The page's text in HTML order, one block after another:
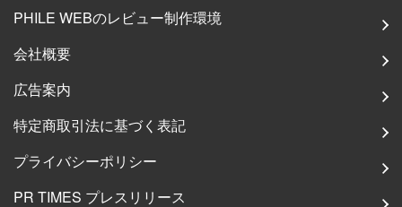
PHILE WEBのレビュー制作環境
会社概要
広告案内
特定商取引法に基づく表記
プライバシーポリシー
PR TIMES プレスリリース